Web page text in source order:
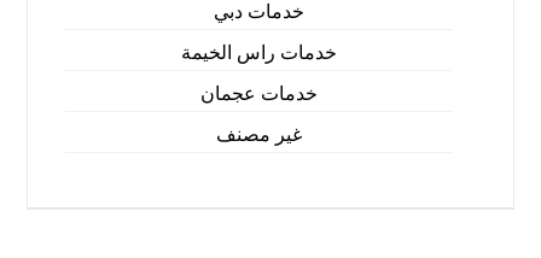
خدمات دبي
خدمات راس الخيمة
خدمات عجمان
غير مصنف